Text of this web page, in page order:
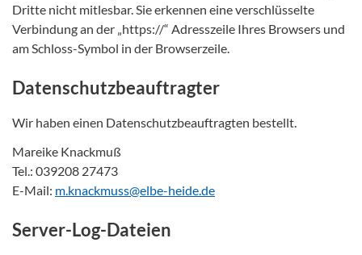
Dritte nicht mitlesbar. Sie erkennen eine verschlüsselte
Verbindung an der „https://“ Adresszeile Ihres Browsers und
am Schloss-Symbol in der Browserzeile.
Datenschutzbeauftragter
Wir haben einen Datenschutzbeauftragten bestellt.
Mareike Knackmuß
Tel.: 039208 27473
E-Mail: m.knackmuss@elbe-heide.de
Server-Log-Dateien